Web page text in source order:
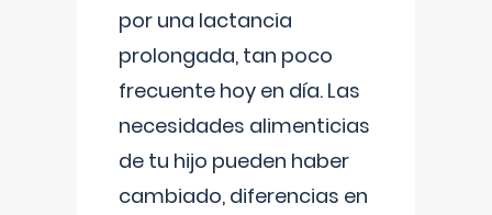
por una lactancia
prolongada, tan poco
frecuente hoy en día. Las
necesidades alimenticias
de tu hijo pueden haber
cambiado, diferencias en